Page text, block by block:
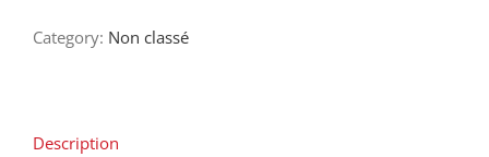
Category: Non classé
Description